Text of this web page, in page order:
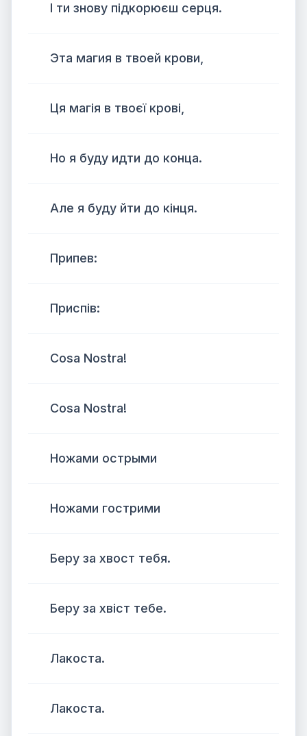
І ти знову підкорюєш серця.
Эта магия в твоей крови,
Ця магія в твоєї крові,
Но я буду идти до конца.
Але я буду йти до кінця.
Припев:
Приспів:
Cosa Nostra!
Cosa Nostra!
Ножами острыми
Ножами гострими
Беру за хвост тебя.
Беру за хвіст тебе.
Лакоста.
Лакоста.